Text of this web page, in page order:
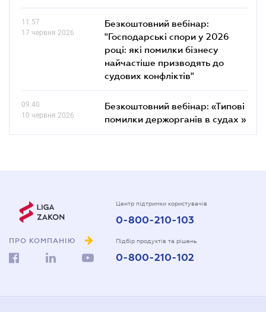
11.57
17 червня 2026
Безкоштовний вебінар:
"Господарські спори у 2026
році: які помилки бізнесу
найчастіше призводять до
судових конфліктів"
09.40
10 червня 2026
Безкоштовний вебінар: «Типові
помилки держорганів в судах »
ПРО КОМПАНІЮ
Центр підтримки користувачів
0-800-210-103
Підбір продуктів та рішень
0-800-210-102